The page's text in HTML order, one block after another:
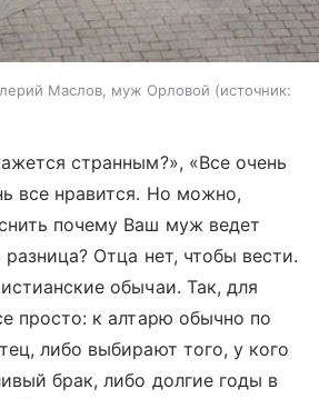
Маслов, муж Орловой
источник:
странным?», «Все очень
все нравится. Но можно,
почему Ваш муж ведет
Отца нет, чтобы вести.
обычаи. Так, для
просто: к алтарю обычно по
либо выбирают того, у кого
брак, либо долгие годы в